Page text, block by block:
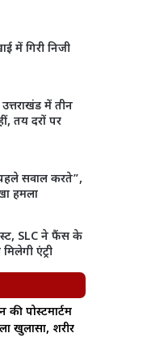
में गिरी निजी
में तीन
तय दरों पर
पहले सवाल करते”,
हमला
SLC ने फैंस के
एंट्री
पोस्टमार्टम
खुलासा, शरीर